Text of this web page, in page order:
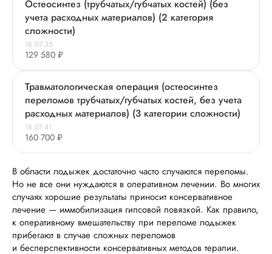
Остеосинтез (трубчатых/губчатых костей) (без
учета расходных материалов) (2 категория
сложности)
18.07.35
129 580 ₽
Травматологическая операция (остеосинтез
переломов трубчатых/губчатых костей, без учета
расходных материалов) (3 категории сложности)
18.07.41
160 700 ₽
В области лодыжек достаточно часто случаются переломы.
Но не все они нуждаются в оперативном лечении. Во многих
случаях хорошие результаты приносит консервативное
лечение — иммобилизация гипсовой повязкой. Как правило,
к оперативному вмешательству при переломе лодыжек
прибегают в случае сложных переломов
и бесперспективности консервативных методов терапии.